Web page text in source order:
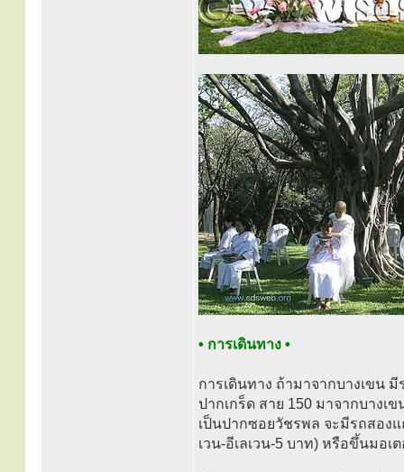
• การเดินทาง •
การเดินทาง ถ้ามาจากบางเขน
ปากเกร็ด สาย 150 มาจากบางเ
เป็นปากซอยวัชรพล จะมีรถสอง
เวน-อีเลเวน-5 บาท) หรือขึ้นมอเ